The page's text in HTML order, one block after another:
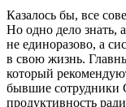
Казалось бы, все
Но одно дело знать,
не единоразово, а
в свою жизнь.
который
бывшие сотрудники
продуктивность